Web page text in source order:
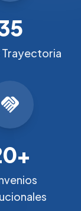
Trayectoria
handshake